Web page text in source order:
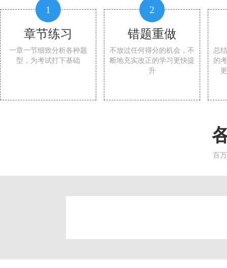
1
章节练习
一章一节细致分析各种题
型，为考试打下基础
2
错题重做
不放过任何得分的机会，不
断地充实改正的学习更快提
升
总
的
百